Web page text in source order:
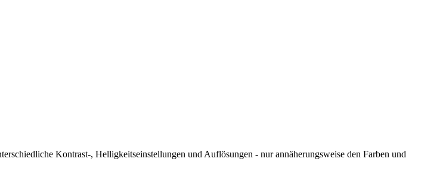
Kontrast-, Helligkeitseinstellungen und Auflösungen - nur annäherungsweise den Farben und